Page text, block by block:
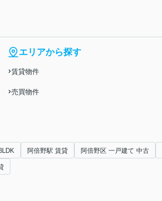
エリアから探す
賃貸物件
売買物件
阿倍野駅 賃貸 阿倍野区 一戸建て 中古